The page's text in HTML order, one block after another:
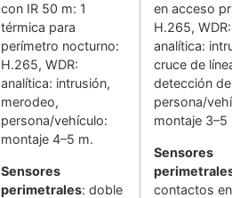
con IR 50 m: 1
térmica para
perímetro nocturno:
H.265, WDR:
analítica: intrusión,
merodeo,
persona/vehículo:
montaje 4–5 m.
Sensores
perimetrales: doble
en acceso
H.265, WDR:
analítica:
cruce de
detección de
persona/
montaje 3–5
Sensores
contactos en